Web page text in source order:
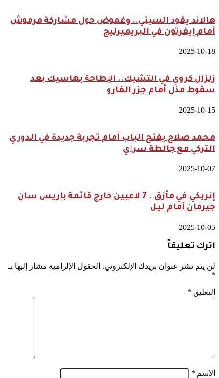
هالاند يقود السيتي.. وغموض حول مشاركة مرموش
أمام إيفرتون في البريميرليج
2025-10-18
زلزال كروي في التشيك.. الإطاحة بهاسيك بعد
سقوط مذل أمام جزر الفارو
2025-10-15
محمد صلاح يفتح الباب أمام تجربة جديدة في الدوري
التركي مع جالطة سراي
2025-10-07
إنريكي في مأزق.. 7 لاعبين خارج قائمة باريس سان
جيرمان أمام ليل
2025-10-05
اترك تعليقاً
لن يتم نشر عنوان بريدك الإلكتروني. الحقول الإلزامية مشار إليها بـ
*
التعليق *
الاسم *